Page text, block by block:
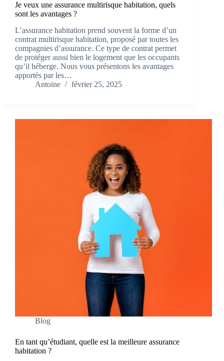
Je veux une assurance multirisque habitation, quels
sont les avantages ?
L’assurance habitation prend souvent la forme d’un
contrat multirisque habitation, proposé par toutes les
compagnies d’assurance. Ce type de contrat permet
de protéger aussi bien le logement que les occupants
qu’il héberge. Nous vous présentons les avantages
apportés par les…
Antoine
février 25, 2025
Blog
En tant qu’étudiant, quelle est la meilleure assurance
habitation ?